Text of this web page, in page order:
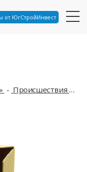
от ЮгСтройИнвест
Происшествия